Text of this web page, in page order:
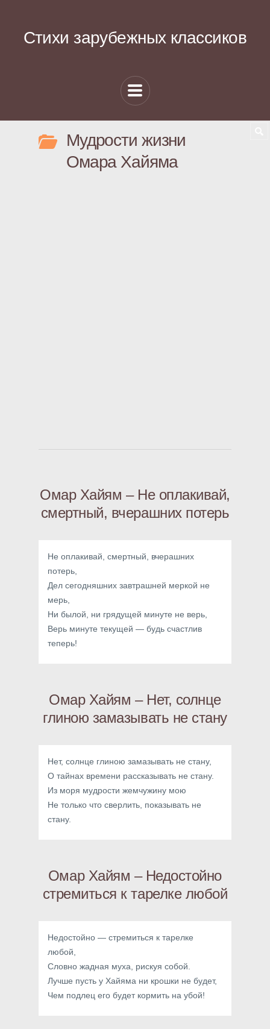
Стихи зарубежных классиков
Мудрости жизни
Омара Хайяма
Омар Хайям – Не оплакивай,
смертный, вчерашних потерь
Не оплакивай, смертный, вчерашних
потерь,
Дел сегодняшних завтрашней меркой не
мерь,
Ни былой, ни грядущей минуте не верь,
Верь минуте текущей — будь счастлив
теперь!
Омар Хайям – Нет, солнце
глиною замазывать не стану
Нет, солнце глиною замазывать не стану,
О тайнах времени рассказывать не стану.
Из моря мудрости жемчужину мою
Не только что сверлить, показывать не
стану.
Омар Хайям – Недостойно
стремиться к тарелке любой
Недостойно — стремиться к тарелке
любой,
Словно жадная муха, рискуя собой.
Лучше пусть у Хайяма ни крошки не будет,
Чем подлец его будет кормить на убой!